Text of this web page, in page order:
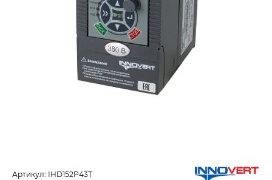
Артикул: IHD152P43T